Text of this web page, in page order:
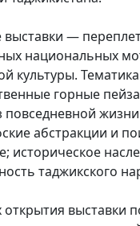
выставки —
национальных
культуры.
горные
повседневной
абстракции и
историческое
таджикского
открытия выставки